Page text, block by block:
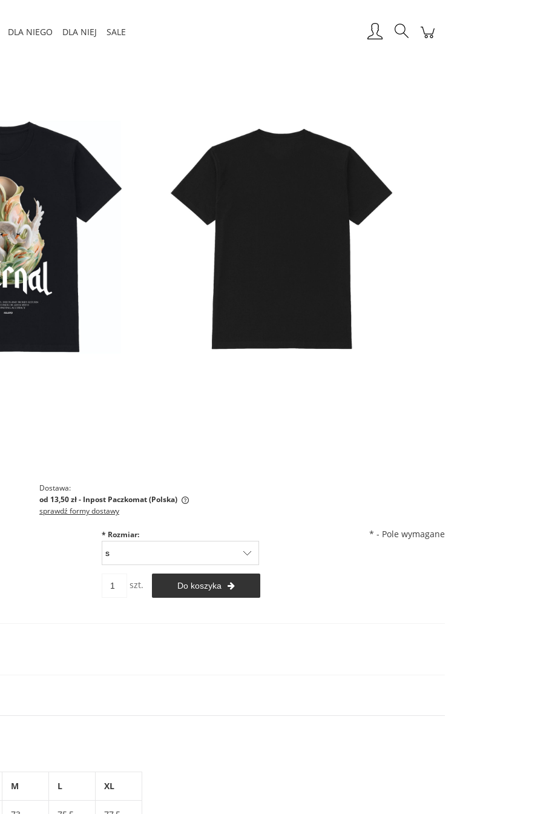
DLA NIEGO DLA NIEJ SALE
Dostawa:
od 13,50 zł- Inpost Paczkomat(Polska)
sprawdź formy dostawy
* Rozmiar:
szt. Do koszyka
* - Pole wymagane
M L XL